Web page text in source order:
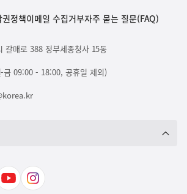
권정책이메일 수집거부자주 묻는 질문(FAQ)
갈매로 388 정부세종청사 15동
09:00 - 18:00, 공휴일 제외)
유
인